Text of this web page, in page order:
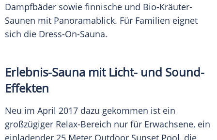
Dampfbäder sowie finnische und Bio-Kräuter-
Saunen mit Panoramablick. Für Familien eignet
sich die Dress-On-Sauna.
Erlebnis-Sauna mit Licht- und Sound-
Effekten
Neu im April 2017 dazu gekommen ist ein
großzügiger Relax-Bereich nur für Erwachsene, ein